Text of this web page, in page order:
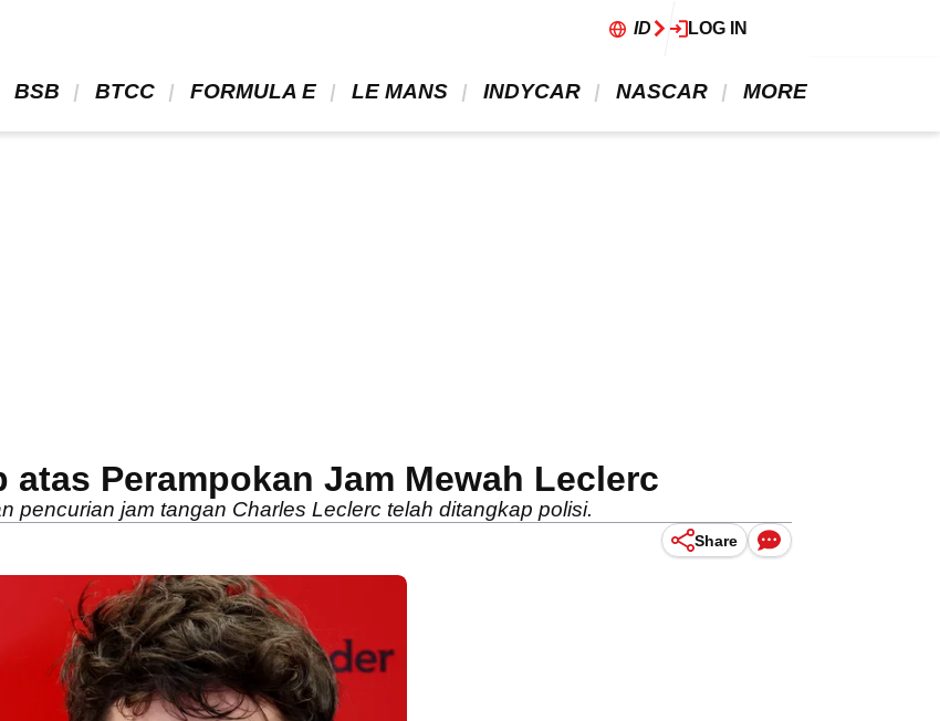
ID LOG IN
BSB BTCC FORMULA E LE MANS INDYCAR NASCAR MORE
atas Perampokan Jam Mewah Leclerc
pencurian jam tangan Charles Leclerc telah ditangkap polisi.
Share